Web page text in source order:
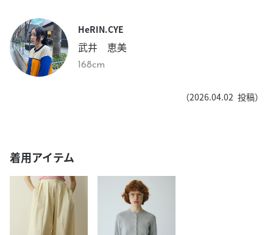
HeRIN.CYE
武井 恵美
168cm
（2026.04.02 投稿）
着用アイテム